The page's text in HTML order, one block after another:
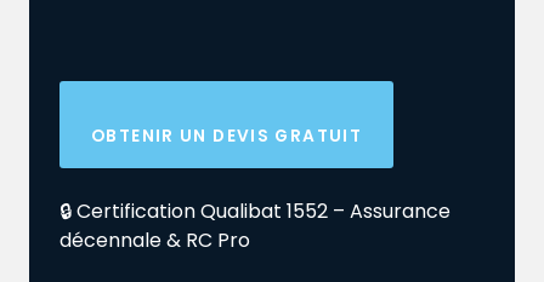
OBTENIR UN DEVIS GRATUIT
🔒 Certification Qualibat 1552 – Assurance
décennale & RC Pro